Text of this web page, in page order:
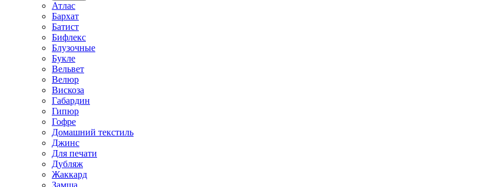
Атлас
Бархат
Батист
Бифлекс
Блузочные
Букле
Вельвет
Велюр
Вискоза
Габардин
Гипюр
Гофре
Домашний текстиль
Джинс
Для печати
Дубляж
Жаккард